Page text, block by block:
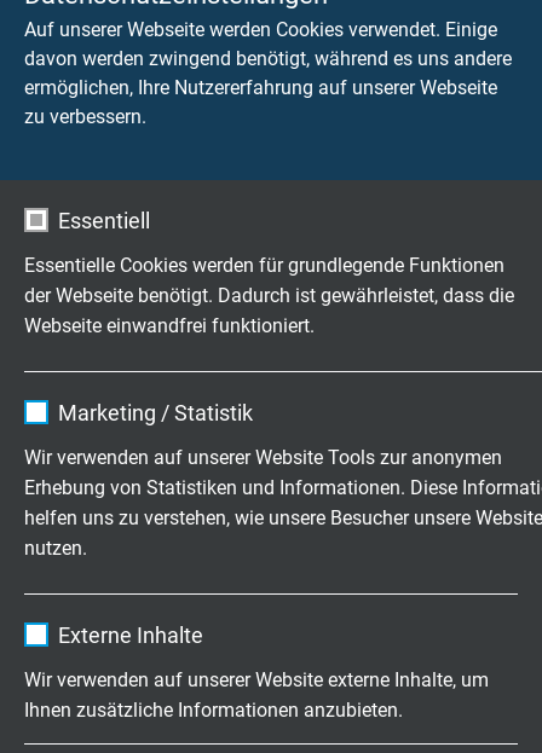
Auf unserer Webseite werden Cookies verwendet. Einige
davon werden zwingend benötigt, während es uns andere
ermöglichen, Ihre Nutzererfahrung auf unserer Webseite
zu verbessern.
Essentiell
Essentielle Cookies werden für grundlegende Funktionen
der Webseite benötigt. Dadurch ist gewährleistet, dass die
Webseite einwandfrei funktioniert.
Laufzeit 1 Jahr
Marketing / Statistik
Wir verwenden auf unserer Website Tools zur anonymen
Erhebung von Statistiken und Informationen. Diese
helfen uns zu verstehen, wie unsere Besucher unsere Website
nutzen.
Laufzeit 2 Jahre
Externe Inhalte
Wir verwenden auf unserer Website externe Inhalte, um
Ihnen zusätzliche Informationen anzubieten.
SPANNUNGSMESSUNGEN
Erfahren Sie mehr über die Verkabelung von
Hochvolt-Spannungsmessungen im
automobilen Prüfumfeld.
Weiterlesen
LABS-FREIE KABEL & LEITUNGEN
LABS-konform nach MBN 10494-3 und VDMA
24364